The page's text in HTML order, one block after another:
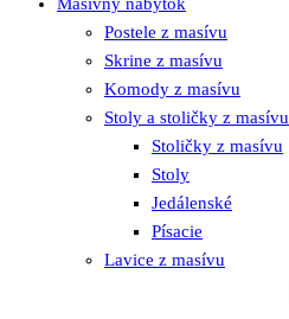
Postele z masívu
Skrine z masívu
Komody z masívu
Stoly a stoličky z masívu
Stoličky z masívu
Stoly
Jedálenské
Písacie
Lavice z masívu